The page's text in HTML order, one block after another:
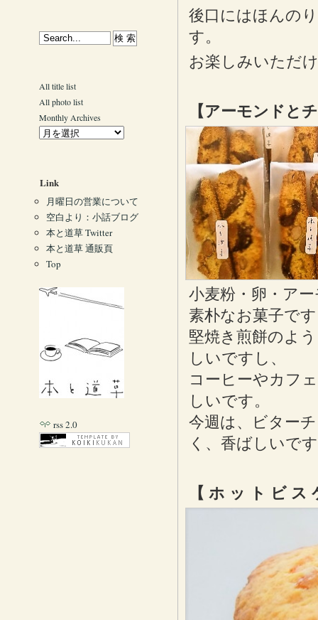
後口にはほんの
す。
お楽しみいただ
【アーモンドと
小麦粉・卵・ア
素朴なお菓子で
堅焼き煎餅のよ
しいですし、
コーヒーやカフ
しいです。
今週は、ビター
く、香ばしいで
【 ホ ッ ト ビ ス
All title list
All photo list
Monthly Archives
Link
月曜日の営業について
空白より：小話ブログ
本と道草 Twitter
本と道草 通販頁
Top
rss 2.0